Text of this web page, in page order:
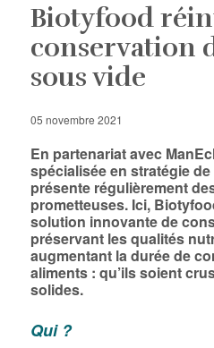
Biotyfood
conservation
sous vide
05 novembre 2021
En partenariat avec
spécialisée en stratégie
présente régulièrement
prometteuses. Ici,
solution innovante de
préservant les qualités
augmentant la durée de
aliments : qu’ils soient
solides.
Qui ?